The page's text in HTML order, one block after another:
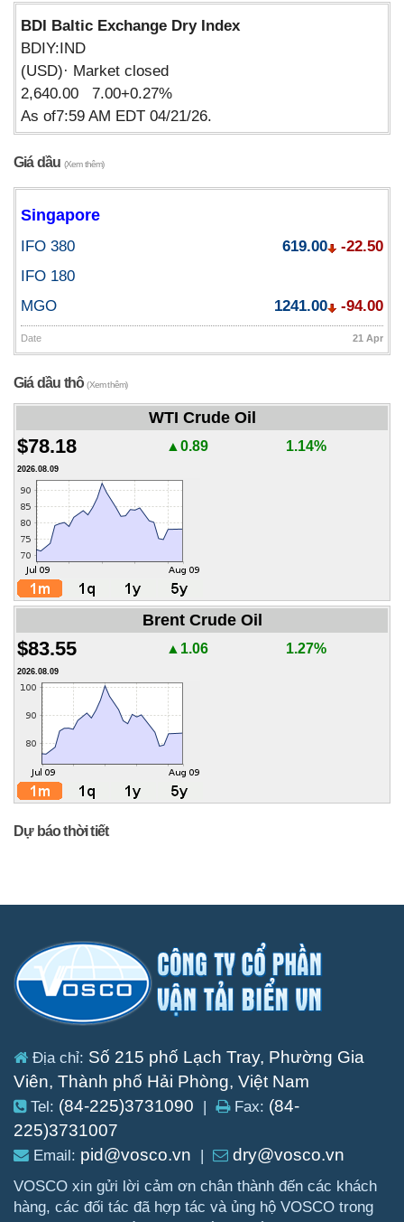
BDI Baltic Exchange Dry Index
BDIY:IND
(USD)· Market closed
2,640.00 7.00+0.27%
As of7:59 AM EDT 04/21/26.
Giá dầu (Xem thêm)
Singapore
IFO 380 619.00
-22.50
IFO 180
MGO
1241.00 -94.00
Date 21 Apr
Giá dầu thô(Xem thêm)
WTI Crude Oil
$78.18 ▲0.89 1.14%
2026.08.09
Brent Crude Oil
$83.55 ▲1.06 1.27%
2026.08.09
Dự báo thời tiết
Địa chỉ: Số 215 phố Lạch Tray, Phường Gia
Viên, Thành phố Hải Phòng, Việt Nam
Tel: (84-225)3731090 Fax: (84-
225)3731007
Email: pid@vosco.vn dry@vosco.vn
VOSCO xin gửi lời cảm ơn chân thành đến các khách
hàng, các đối tác đã hợp tác và ủng hộ VOSCO trong